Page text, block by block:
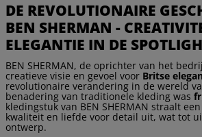
DE REVOLUTIONAIRE
BEN SHERMAN -
ELEGANTIE IN DE
BEN SHERMAN, de oprichter van het
creatieve visie en gevoel voor Britse
revolutionaire verandering in de wereld
benadering van traditionele kleding was
kledingstuk van BEN SHERMAN straalt
kwaliteit en liefde voor detail uit, wat tot
ontwerp.